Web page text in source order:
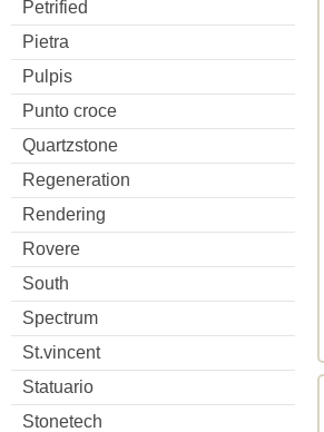
Petrified
Pietra
Pulpis
Punto croce
Quartzstone
Regeneration
Rendering
Rovere
South
Spectrum
St.vincent
Statuario
Stonetech